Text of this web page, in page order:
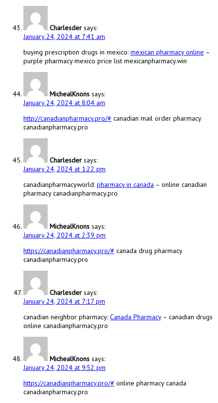
Charlesder says:
January 24, 2024 at 7:41 am
buying prescription drugs in mexico: mexican pharmacy online –
purple pharmacy mexico price list mexicanpharmacy.win
MichealKnons says:
January 24, 2024 at 8:04 am
http://canadianpharmacy.pro/# canadian mail order pharmacy
canadianpharmacy.pro
Charlesder says:
January 24, 2024 at 1:22 pm
canadianpharmacyworld: pharmacy in canada – online canadian
pharmacy canadianpharmacy.pro
MichealKnons says:
January 24, 2024 at 2:39 pm
https://canadianpharmacy.pro/# canada drug pharmacy
canadianpharmacy.pro
Charlesder says:
January 24, 2024 at 7:17 pm
canadian neighbor pharmacy: Canada Pharmacy– canadian drugs
online canadianpharmacy.pro
MichealKnons says:
January 24, 2024 at 9:52 pm
https://canadianpharmacy.pro/# online pharmacy canada
canadianpharmacy.pro